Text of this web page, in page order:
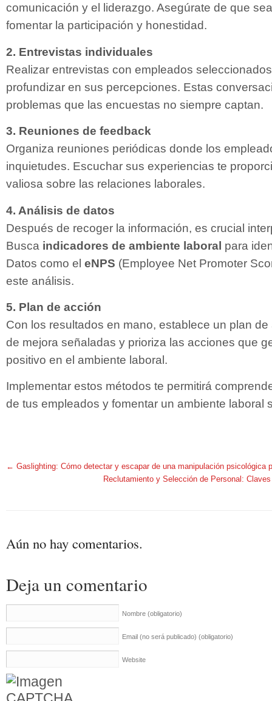
comunicación y el liderazgo. Asegúrate de que
fomentar la participación y honestidad.
2. Entrevistas individuales
Realizar entrevistas con empleados
profundizar en sus percepciones. Estas
problemas que las encuestas no siempre captan.
3. Reuniones de feedback
Organiza reuniones periódicas donde los
inquietudes. Escuchar sus experiencias te
valiosa sobre las relaciones laborales.
4. Análisis de datos
Después de recoger la información, es crucial
Busca indicadores de ambiente laboral para
Datos como el eNPS (Employee Net Promoter
este análisis.
5. Plan de acción
Con los resultados en mano, establece un plan
de mejora señaladas y prioriza las acciones que
positivo en el ambiente laboral.
Implementar estos métodos te permitirá
de tus empleados y fomentar un ambiente laboral
← Gaslighting: Cómo detectar y escapar de una manipulación psicológica
Reclutamiento y Selección de Personal:
Aún no hay comentarios.
Deja un comentario
Nombre (obligatorio)
Email (no será publicado) (obligatorio)
Website